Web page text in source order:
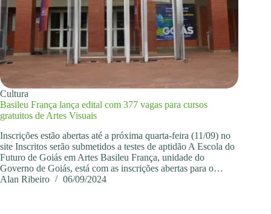
Cultura
Basileu França lança edital com 377 vagas para cursos
gratuitos de Artes Visuais
Inscrições estão abertas até a próxima quarta-feira (11/09) no
site Inscritos serão submetidos a testes de aptidão A Escola do
Futuro de Goiás em Artes Basileu França, unidade do
Governo de Goiás, está com as inscrições abertas para o…
Alan Ribeiro
06/09/2024